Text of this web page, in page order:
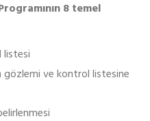
8 temel
listesi
gözlemi ve kontrol listesine